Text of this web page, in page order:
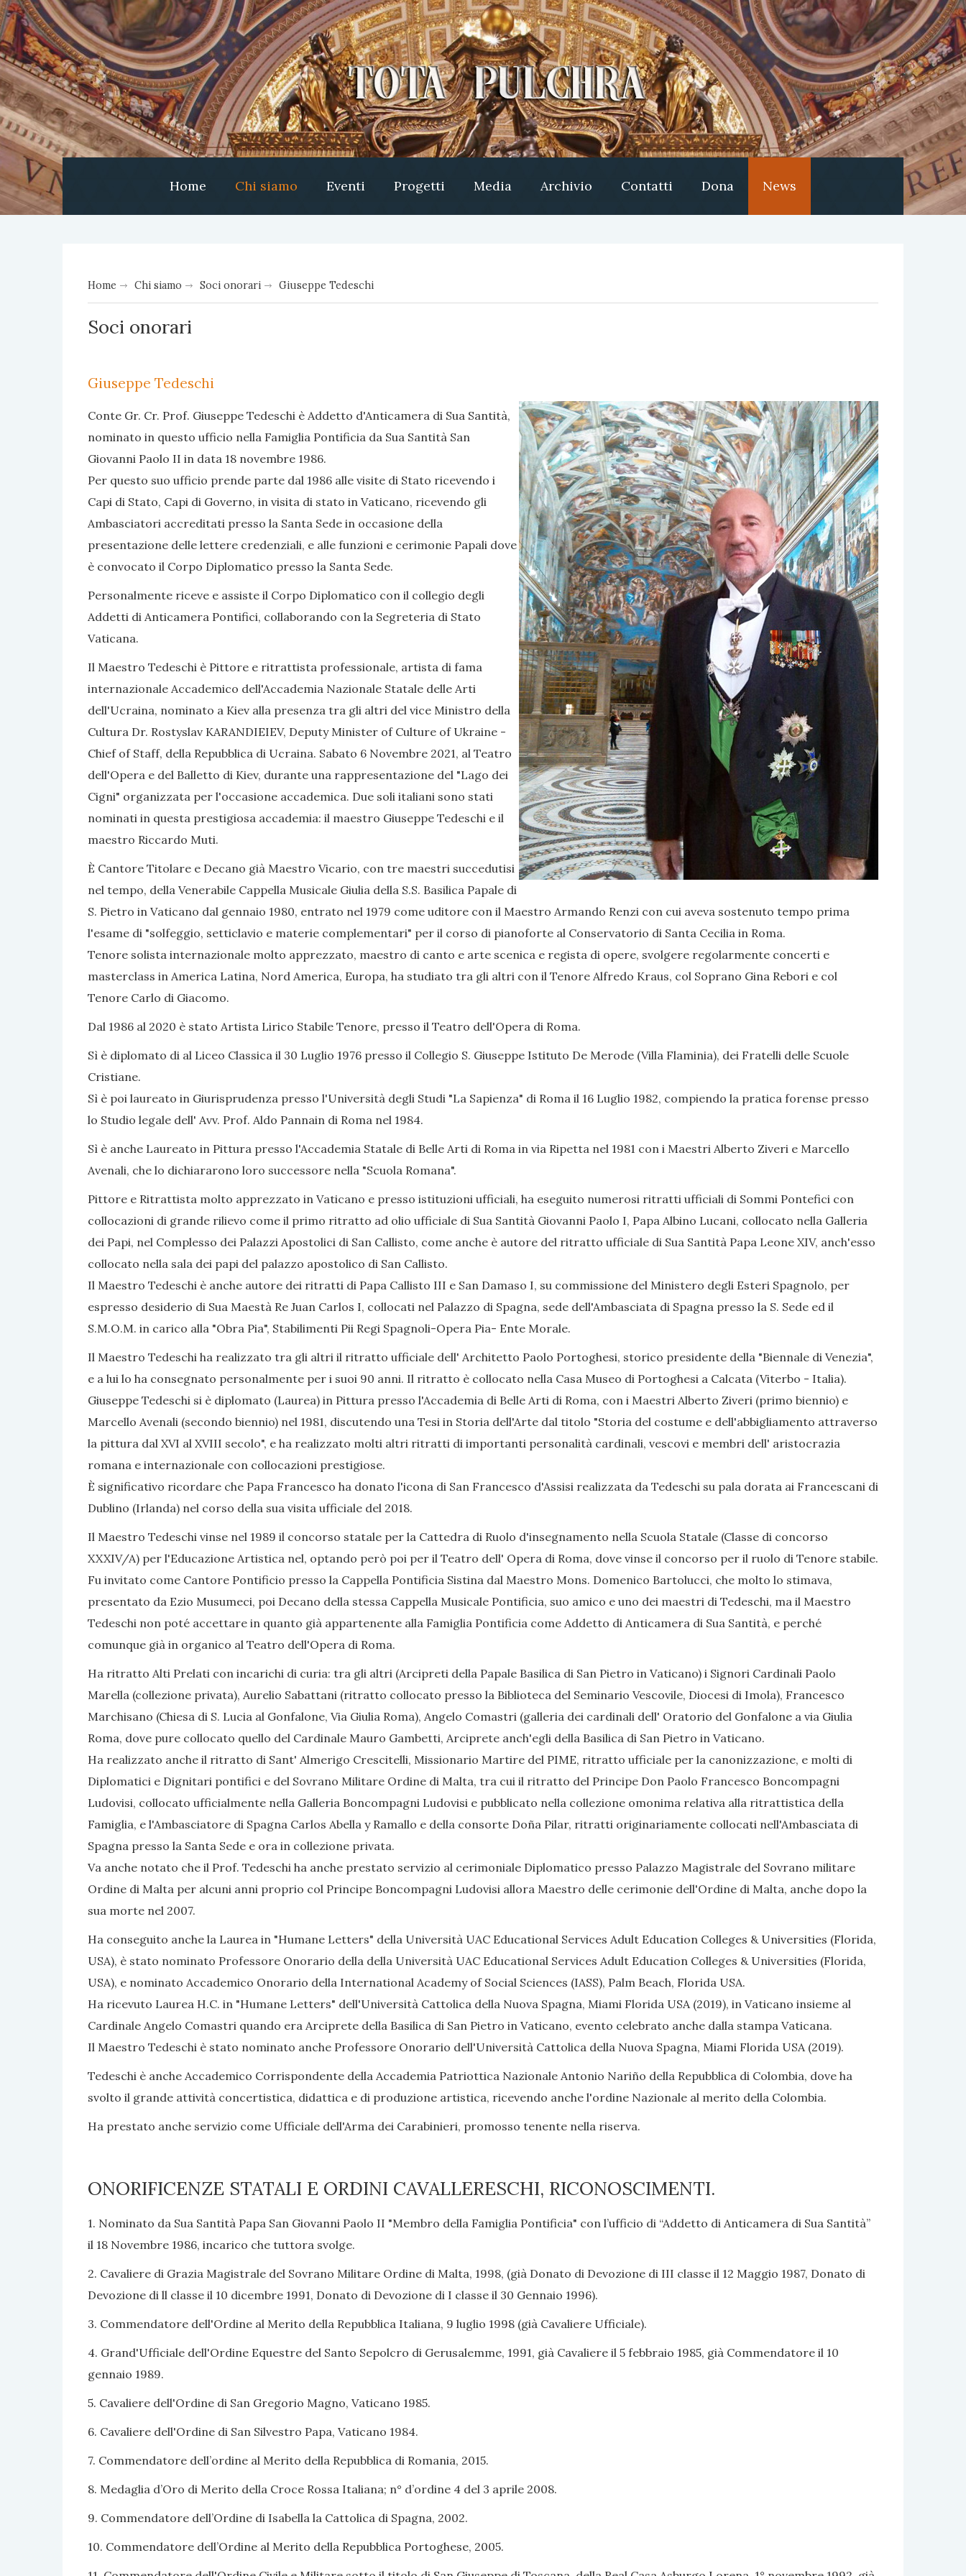
Home Chi siamo Eventi Progetti Media Archivio Contatti Dona News
Home Chi siamo Soci onorari Giuseppe Tedeschi
Soci onorari
Giuseppe Tedeschi
Conte Gr. Cr. Prof. Giuseppe Tedeschi è Addetto d'Anticamera di Sua Santità,
nominato in questo ufficio nella Famiglia Pontificia da Sua Santità San
Giovanni Paolo II in data 18 novembre 1986.
Per questo suo ufficio prende parte dal 1986 alle visite di Stato ricevendo i
Capi di Stato, Capi di Governo, in visita di stato in Vaticano, ricevendo gli
Ambasciatori accreditati presso la Santa Sede in occasione della
presentazione delle lettere credenziali, e alle funzioni e cerimonie Papali dove
è convocato il Corpo Diplomatico presso la Santa Sede.
Personalmente riceve e assiste il Corpo Diplomatico con il collegio degli
Addetti di Anticamera Pontifici, collaborando con la Segreteria di Stato
Vaticana.
Il Maestro Tedeschi è Pittore e ritrattista professionale, artista di fama
internazionale Accademico dell'Accademia Nazionale Statale delle Arti
dell'Ucraina, nominato a Kiev alla presenza tra gli altri del vice Ministro della
Cultura Dr. Rostyslav KARANDIEIEV, Deputy Minister of Culture of Ukraine -
Chief of Staff, della Repubblica di Ucraina. Sabato 6 Novembre 2021, al Teatro
dell'Opera e del Balletto di Kiev, durante una rappresentazione del "Lago dei
Cigni" organizzata per l'occasione accademica. Due soli italiani sono stati
nominati in questa prestigiosa accademia: il maestro Giuseppe Tedeschi e il
maestro Riccardo Muti.
È Cantore Titolare e Decano già Maestro Vicario, con tre maestri succedutisi
nel tempo, della Venerabile Cappella Musicale Giulia della S.S. Basilica Papale di
S. Pietro in Vaticano dal gennaio 1980, entrato nel 1979 come uditore con il Maestro Armando Renzi con cui aveva sostenuto tempo prima
l'esame di "solfeggio, setticlavio e materie complementari" per il corso di pianoforte al Conservatorio di Santa Cecilia in Roma.
Tenore solista internazionale molto apprezzato, maestro di canto e arte scenica e regista di opere, svolgere regolarmente concerti e
masterclass in America Latina, Nord America, Europa, ha studiato tra gli altri con il Tenore Alfredo Kraus, col Soprano Gina Rebori e col
Tenore Carlo di Giacomo.
Dal 1986 al 2020 è stato Artista Lirico Stabile Tenore, presso il Teatro dell'Opera di Roma.
Sì è diplomato di al Liceo Classica il 30 Luglio 1976 presso il Collegio S. Giuseppe Istituto De Merode (Villa Flaminia), dei Fratelli delle Scuole
Cristiane.
Sì è poi laureato in Giurisprudenza presso l'Università degli Studi "La Sapienza" di Roma il 16 Luglio 1982, compiendo la pratica forense presso
lo Studio legale dell' Avv. Prof. Aldo Pannain di Roma nel 1984.
Sì è anche Laureato in Pittura presso l'Accademia Statale di Belle Arti di Roma in via Ripetta nel 1981 con i Maestri Alberto Ziveri e Marcello
Avenali, che lo dichiararono loro successore nella "Scuola Romana".
Pittore e Ritrattista molto apprezzato in Vaticano e presso istituzioni ufficiali, ha eseguito numerosi ritratti ufficiali di Sommi Pontefici con
collocazioni di grande rilievo come il primo ritratto ad olio ufficiale di Sua Santità Giovanni Paolo I, Papa Albino Lucani, collocato nella Galleria
dei Papi, nel Complesso dei Palazzi Apostolici di San Callisto, come anche è autore del ritratto ufficiale di Sua Santità Papa Leone XIV, anch'esso
collocato nella sala dei papi del palazzo apostolico di San Callisto.
Il Maestro Tedeschi è anche autore dei ritratti di Papa Callisto III e San Damaso I, su commissione del Ministero degli Esteri Spagnolo, per
espresso desiderio di Sua Maestà Re Juan Carlos I, collocati nel Palazzo di Spagna, sede dell'Ambasciata di Spagna presso la S. Sede ed il
S.M.O.M. in carico alla "Obra Pia", Stabilimenti Pii Regi Spagnoli-Opera Pia- Ente Morale.
Il Maestro Tedeschi ha realizzato tra gli altri il ritratto ufficiale dell' Architetto Paolo Portoghesi, storico presidente della "Biennale di Venezia",
e a lui lo ha consegnato personalmente per i suoi 90 anni. Il ritratto è collocato nella Casa Museo di Portoghesi a Calcata (Viterbo - Italia).
Giuseppe Tedeschi si è diplomato (Laurea) in Pittura presso l'Accademia di Belle Arti di Roma, con i Maestri Alberto Ziveri (primo biennio) e
Marcello Avenali (secondo biennio) nel 1981, discutendo una Tesi in Storia dell'Arte dal titolo "Storia del costume e dell'abbigliamento attraverso
la pittura dal XVI al XVIII secolo", e ha realizzato molti altri ritratti di importanti personalità cardinali, vescovi e membri dell' aristocrazia
romana e internazionale con collocazioni prestigiose.
È significativo ricordare che Papa Francesco ha donato l'icona di San Francesco d'Assisi realizzata da Tedeschi su pala dorata ai Francescani di
Dublino (Irlanda) nel corso della sua visita ufficiale del 2018.
Il Maestro Tedeschi vinse nel 1989 il concorso statale per la Cattedra di Ruolo d'insegnamento nella Scuola Statale (Classe di concorso
XXXIV/A) per l'Educazione Artistica nel, optando però poi per il Teatro dell' Opera di Roma, dove vinse il concorso per il ruolo di Tenore stabile.
Fu invitato come Cantore Pontificio presso la Cappella Pontificia Sistina dal Maestro Mons. Domenico Bartolucci, che molto lo stimava,
presentato da Ezio Musumeci, poi Decano della stessa Cappella Musicale Pontificia, suo amico e uno dei maestri di Tedeschi, ma il Maestro
Tedeschi non poté accettare in quanto già appartenente alla Famiglia Pontificia come Addetto di Anticamera di Sua Santità, e perché
comunque già in organico al Teatro dell'Opera di Roma.
Ha ritratto Alti Prelati con incarichi di curia: tra gli altri (Arcipreti della Papale Basilica di San Pietro in Vaticano) i Signori Cardinali Paolo
Marella (collezione privata), Aurelio Sabattani (ritratto collocato presso la Biblioteca del Seminario Vescovile, Diocesi di Imola), Francesco
Marchisano (Chiesa di S. Lucia al Gonfalone, Via Giulia Roma), Angelo Comastri (galleria dei cardinali dell' Oratorio del Gonfalone a via Giulia
Roma, dove pure collocato quello del Cardinale Mauro Gambetti, Arciprete anch'egli della Basilica di San Pietro in Vaticano.
Ha realizzato anche il ritratto di Sant' Almerigo Crescitelli, Missionario Martire del PIME, ritratto ufficiale per la canonizzazione, e molti di
Diplomatici e Dignitari pontifici e del Sovrano Militare Ordine di Malta, tra cui il ritratto del Principe Don Paolo Francesco Boncompagni
Ludovisi, collocato ufficialmente nella Galleria Boncompagni Ludovisi e pubblicato nella collezione omonima relativa alla ritrattistica della
Famiglia, e l'Ambasciatore di Spagna Carlos Abella y Ramallo e della consorte Doña Pilar, ritratti originariamente collocati nell'Ambasciata di
Spagna presso la Santa Sede e ora in collezione privata.
Va anche notato che il Prof. Tedeschi ha anche prestato servizio al cerimoniale Diplomatico presso Palazzo Magistrale del Sovrano militare
Ordine di Malta per alcuni anni proprio col Principe Boncompagni Ludovisi allora Maestro delle cerimonie dell'Ordine di Malta, anche dopo la
sua morte nel 2007.
Ha conseguito anche la Laurea in "Humane Letters" della Università UAC Educational Services Adult Education Colleges & Universities (Florida,
USA), è stato nominato Professore Onorario della della Università UAC Educational Services Adult Education Colleges & Universities (Florida,
USA), e nominato Accademico Onorario della International Academy of Social Sciences (IASS), Palm Beach, Florida USA.
Ha ricevuto Laurea H.C. in "Humane Letters" dell'Università Cattolica della Nuova Spagna, Miami Florida USA (2019), in Vaticano insieme al
Cardinale Angelo Comastri quando era Arciprete della Basilica di San Pietro in Vaticano, evento celebrato anche dalla stampa Vaticana.
Il Maestro Tedeschi è stato nominato anche Professore Onorario dell'Università Cattolica della Nuova Spagna, Miami Florida USA (2019).
Tedeschi è anche Accademico Corrispondente della Accademia Patriottica Nazionale Antonio Nariño della Repubblica di Colombia, dove ha
svolto il grande attività concertistica, didattica e di produzione artistica, ricevendo anche l'ordine Nazionale al merito della Colombia.
Ha prestato anche servizio come Ufficiale dell'Arma dei Carabinieri, promosso tenente nella riserva.
ONORIFICENZE STATALI E ORDINI CAVALLERESCHI, RICONOSCIMENTI.
1. Nominato da Sua Santità Papa San Giovanni Paolo II "Membro della Famiglia Pontificia" con l’ufficio di “Addetto di Anticamera di Sua Santità”
il 18 Novembre 1986, incarico che tuttora svolge.
2. Cavaliere di Grazia Magistrale del Sovrano Militare Ordine di Malta, 1998, (già Donato di Devozione di III classe il 12 Maggio 1987, Donato di
Devozione di ll classe il 10 dicembre 1991, Donato di Devozione di I classe il 30 Gennaio 1996).
3. Commendatore dell'Ordine al Merito della Repubblica Italiana, 9 luglio 1998 (già Cavaliere Ufficiale).
4. Grand'Ufficiale dell'Ordine Equestre del Santo Sepolcro di Gerusalemme, 1991, già Cavaliere il 5 febbraio 1985, già Commendatore il 10
gennaio 1989.
5. Cavaliere dell'Ordine di San Gregorio Magno, Vaticano 1985.
6. Cavaliere dell'Ordine di San Silvestro Papa, Vaticano 1984.
7. Commendatore dell’ordine al Merito della Repubblica di Romania, 2015.
8. Medaglia d’Oro di Merito della Croce Rossa Italiana; n° d’ordine 4 del 3 aprile 2008.
9. Commendatore dell’Ordine di Isabella la Cattolica di Spagna, 2002.
10. Commendatore dell’Ordine al Merito della Repubblica Portoghese, 2005.